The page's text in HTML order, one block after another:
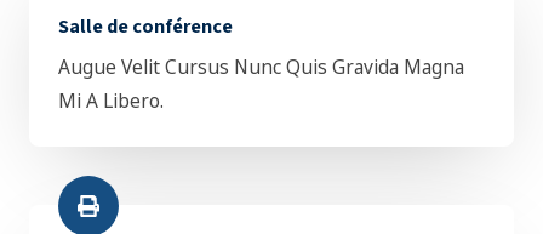
Salle de conférence
Augue Velit Cursus Nunc Quis Gravida Magna
Mi A Libero.